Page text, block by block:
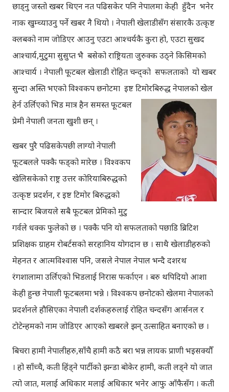
छाड्नु जस्तो खबर थिएन नत पढिसकेर पनि नेपालमा केही हुँदैन भनेर
नाक खुम्च्याउनु पर्ने खबर नै थियो । नेपाली खेलाडीसँग संसारकै उत्कृष्ट
क्लबको नाम जोडिएर आउनु एउटा आश्चर्यकै कुरा हो, एउटा सुखद
आश्चार्य,मुटुमा सुसुप्त भै बसेको राष्ट्रियता जुरुक्क उठ्ने किसिमको
आश्चार्य । नेपाली फूटबल खेलाडी रोहित चन्द्को सफलताको यो खबर
सुन्दा अस्ति भएको विश्वकप छनोटमा इष्ट टिमोरबिरुद्ध नेपालको खेल
हेर्नउर्लिएको भिड मात्र हैन समस्त फूटबल
प्रेमी नेपाली जनता खुशी छन् ।
खबर पुरै पढिसकेपछी लाग्यो नेपाली
फूटबलले पक्कै फड्को मारेछ । विश्वकप
खेलिसकेको राष्ट्र उत्तर कोरियाबिरुद्धको
उत्कृष्ट प्रदर्शन, र इष्ट टिमोर बिरुद्धको
सान्दार बिजयले सबै फूटबल प्रेमिको मुटु
गर्वले धक्क फुलेको छ । पक्कै पनि यो सफलताको पछाडि ब्रिटिश
प्रशिक्षक ग्राहम रोबर्टसको सरहानिय योगदान छ । साथै खेलाडीहरुको
मेहनत र आत्मविश्वास पनि, जसले नेपाल नेपाल भन्दै दशरथ
रंगशालामा उर्लिएको भिडलाई निरास फर्काएन । बरु थपिदियो आशा
केही हुन्छ नेपाली फूटबलमा भन्ने । विश्वकप छनोटको खेलमा नेपालको
प्रदर्शनले हौसिएका नेपाली दर्शकहरुलाई रोहित चन्दसँग आर्सनल र
टोटेन्हमको नाम जोडिएर आएको खबरले झन् उत्साहित बनाएको छ ।
बिचरा हामी नेपालीहरु,साँचै हामी कठै बरा भन्न लायक प्राणी भइसक्यौँ
। हो साँच्चै, कती हिंड्ने पार्टीको झन्डा बोकेर हामी, कती लड्ने यो जात
त्यो जात, मलाई अधिकार मलाई अधिकार भनेर आफु आँफैसँग । कती